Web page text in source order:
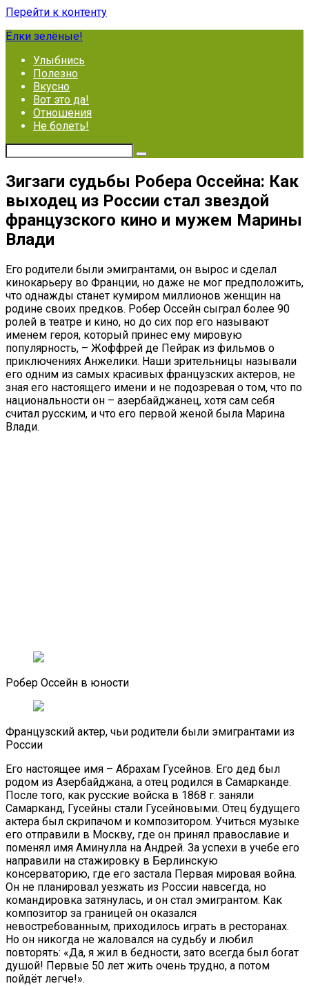
Перейти к контенту
Ёлки зелёные!
Улыбнись
Полезно
Вкусно
Вот это да!
Отношения
Не болеть!
Зигзаги судьбы Робера Оссейна: Как
выходец из России стал звездой
французского кино и мужем Марины
Влади
Его родители были эмигрантами, он вырос и сделал
кинокарьеру во Франции, но даже не мог предположить,
что однажды станет кумиром миллионов женщин на
родине своих предков. Робер Оссейн сыграл более 90
ролей в театре и кино, но до сих пор его называют
именем героя, который принес ему мировую
популярность, – Жоффрей де Пейрак из фильмов о
приключениях Анжелики. Наши зрительницы называли
его одним из самых красивых французских актеров, не
зная его настоящего имени и не подозревая о том, что по
национальности он – азербайджанец, хотя сам себя
считал русским, и что его первой женой была Марина
Влади.
Робер Оссейн в юности
Французский актер, чьи родители были эмигрантами из
России
Его настоящее имя – Абрахам Гусейнов. Его дед был
родом из Азербайджана, а отец родился в Самарканде.
После того, как русские войска в 1868 г. заняли
Самарканд, Гусейны стали Гусейновыми. Отец будущего
актера был скрипачом и композитором. Учиться музыке
его отправили в Москву, где он принял православие и
поменял имя Аминулла на Андрей. За успехи в учебе его
направили на стажировку в Берлинскую
консерваторию, где его застала Первая мировая война.
Он не планировал уезжать из России навсегда, но
командировка затянулась, и он стал эмигрантом. Как
композитор за границей он оказался
невостребованным, приходилось играть в ресторанах.
Но он никогда не жаловался на судьбу и любил
повторять: «Да, я жил в бедности, зато всегда был богат
душой! Первые 50 лет жить очень трудно, а потом
пойдёт легче!».